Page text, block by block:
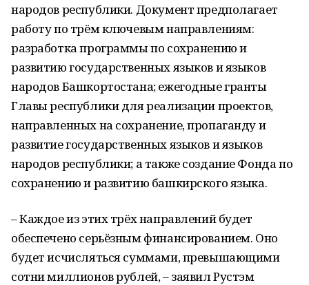
народов республики. Документ предполагает
работу по трём ключевым направлениям:
разработка программы по сохранению и
развитию государственных языков и языков
народов Башкортостана; ежегодные гранты
Главы республики для реализации проектов,
направленных на сохранение, пропаганду и
развитие государственных языков и языков
народов республики; а также создание Фонда по
сохранению и развитию башкирского языка.
– Каждое из этих трёх направлений будет
обеспечено серьёзным финансированием. Оно
будет исчисляться суммами, превышающими
сотни миллионов рублей, – заявил Рустэм